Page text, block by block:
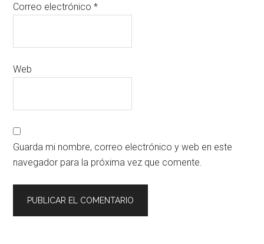
Correo electrónico*
Web
Guarda mi nombre, correo electrónico y web en este
navegador para la próxima vez que comente.